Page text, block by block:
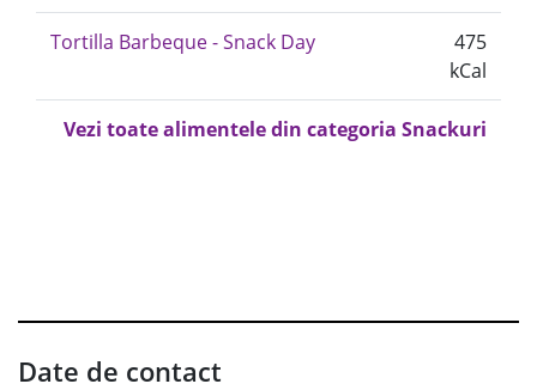
Tortilla Barbeque - Snack Day
475
kCal
Vezi toate alimentele din categoria Snackuri
Date de contact